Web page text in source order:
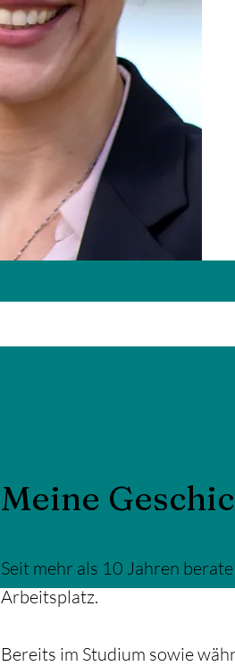
Meine
Seit mehr als 10 Jahren
Arbeitsplatz.
​Bereits im Studium sowie